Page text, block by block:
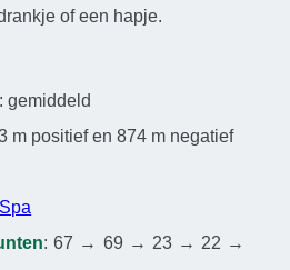
of een hapje.
: gemiddeld
m positief en 874 m negatief
: 67 → 69 → 23 → 22 →